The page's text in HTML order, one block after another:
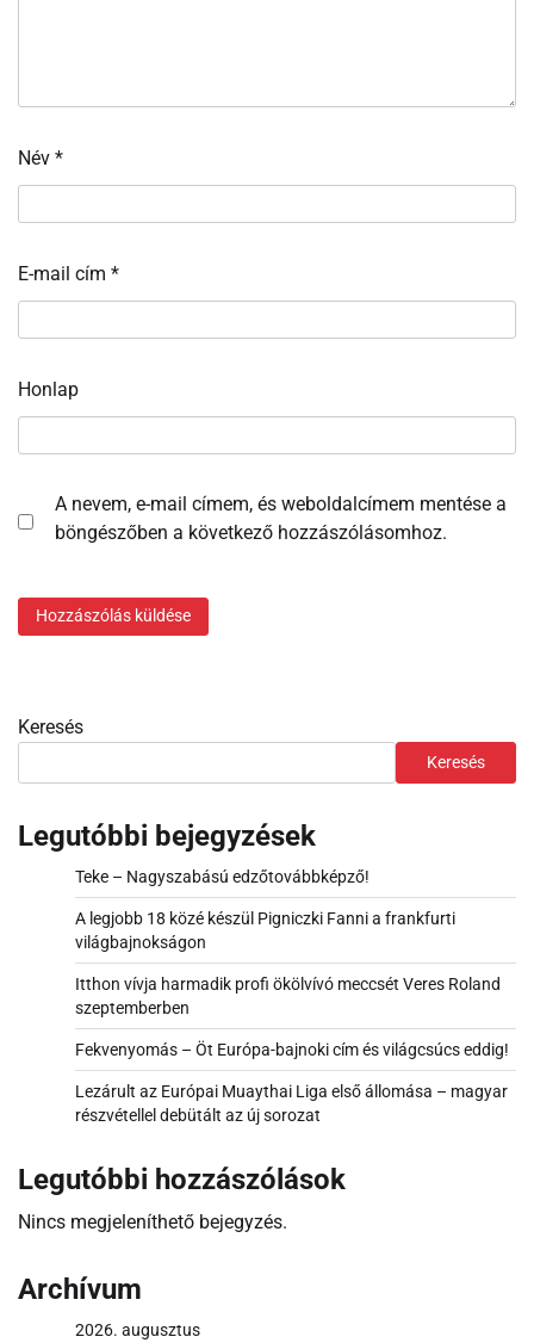
Név *
E-mail cím *
Honlap
A nevem, e-mail címem, és weboldalcímem mentése a
böngészőben a következő hozzászólásomhoz.
Keresés
Keresés
Legutóbbi bejegyzések
Teke – Nagyszabású edzőtovábbképző!
A legjobb 18 közé készül Pigniczki Fanni a frankfurti
világbajnokságon
Itthon vívja harmadik profi ökölvívó meccsét Veres Roland
szeptemberben
Fekvenyomás – Öt Európa-bajnoki cím és világcsúcs eddig!
Lezárult az Európai Muaythai Liga első állomása – magyar
részvétellel debütált az új sorozat
Legutóbbi hozzászólások
Nincs megjeleníthető bejegyzés.
Archívum
2026. augusztus